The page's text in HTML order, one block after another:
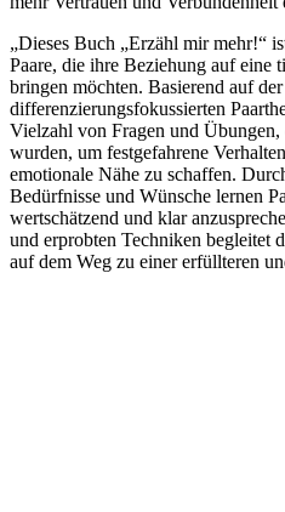
„Dieses Buch „Erzähl mir mehr!“
Paare, die ihre Beziehung auf eine
bringen möchten. Basierend auf
differenzierungsfokussierten
Vielzahl von Fragen und
wurden, um festgefahrene
emotionale Nähe zu schaffen.
Bedürfnisse und Wünsche lernen
wertschätzend und klar
und erprobten Techniken begleitet
auf dem Weg zu einer erfüllteren